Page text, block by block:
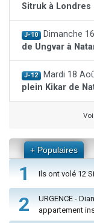
Sitruk à Londres
J-10 Dimanche
de Ungvar à
J-12 Mardi 18
plein Kikar de
+ Populaires
1 Ils ont volé 12
2
URGENCE -
appartement